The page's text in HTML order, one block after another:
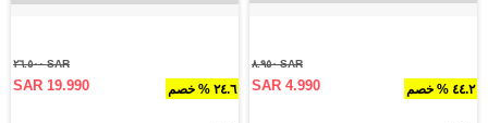
٤٤.٢ % خصم
SAR ٨.٩٥٠
SAR 4.990 ٢٤.٦ % خصم
SAR ٢٦.٥٠٠
SAR 19.990